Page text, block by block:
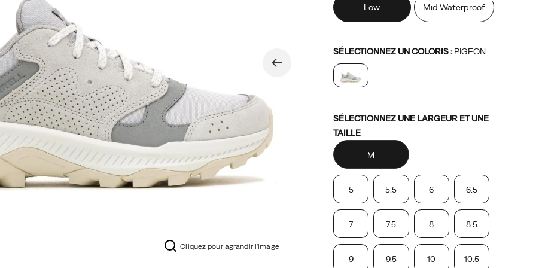
Cliquez pour agrandir l'image
Low Mid Waterproof
Variations
SÉLECTIONNEZ UN COLORIS: PIGEON
Variations
SÉLECTIONNEZ UNE LARGEUR ET UNE
TAILLE
M
5 5.5 6 6.5
7 7.5 8 8.5
9 9.5 10 10.5